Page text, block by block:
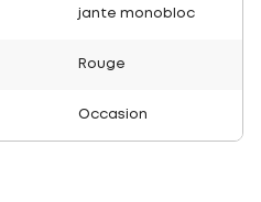
jante monobloc
Rouge
Occasion